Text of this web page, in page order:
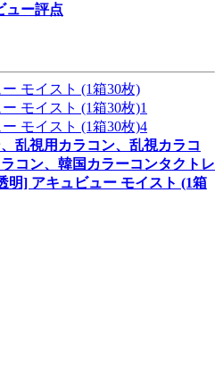
ュー評点
乱視用カラコン、乱視カラコ
コン、韓国カラーコンタクトレ
明] アキュビュー モイスト (1箱